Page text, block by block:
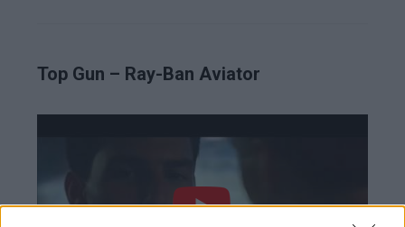
Top Gun – Ray-Ban Aviator